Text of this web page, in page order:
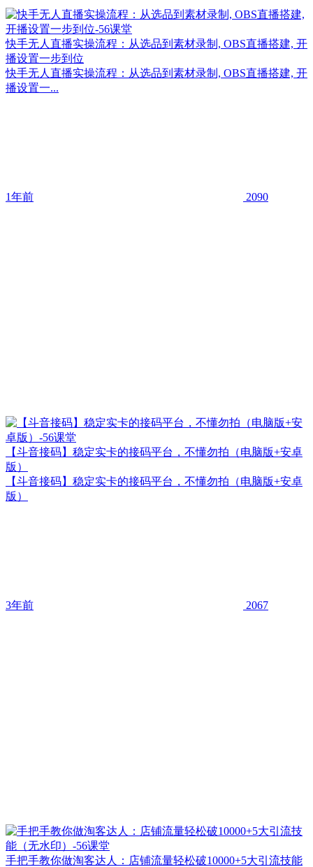
快手无人直播实操流程：从选品到素材录制, OBS直播搭建, 开
播设置一步到位
快手无人直播实操流程：从选品到素材录制, OBS直播搭建, 开
播设置一...
1年前 2090
【斗音接码】稳定实卡的接码平台，不懂勿拍（电脑版+安卓
版）
【斗音接码】稳定实卡的接码平台，不懂勿拍（电脑版+安卓
版）
3年前 2067
手把手教你做淘客达人：店铺流量轻松破10000+5大引流技能